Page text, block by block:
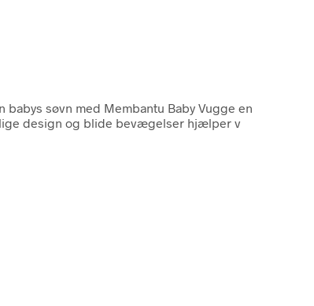
babys søvn med Membantu Baby Vugge en
design og blide bevægelser hjælper v